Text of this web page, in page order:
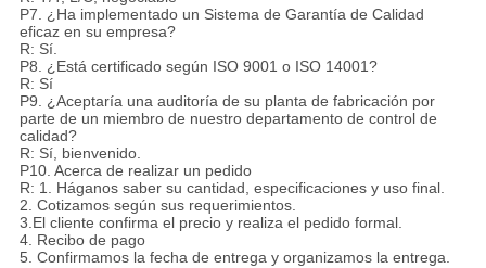
P7. ¿Ha implementado un Sistema de Garantía de Calidad
eficaz en su empresa?
R: Sí.
P8. ¿Está certificado según ISO 9001 o ISO 14001?
R: Sí
P9. ¿Aceptaría una auditoría de su planta de fabricación por
parte de un miembro de nuestro departamento de control de
calidad?
R: Sí, bienvenido.
P10. Acerca de realizar un pedido
R: 1. Háganos saber su cantidad, especificaciones y uso final.
2. Cotizamos según sus requerimientos.
3.El cliente confirma el precio y realiza el pedido formal.
4. Recibo de pago
5. Confirmamos la fecha de entrega y organizamos la entrega.